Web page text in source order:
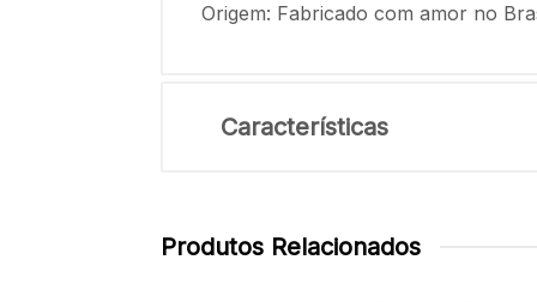
Origem: Fabricado com amor no
Características
Produtos Relacionados